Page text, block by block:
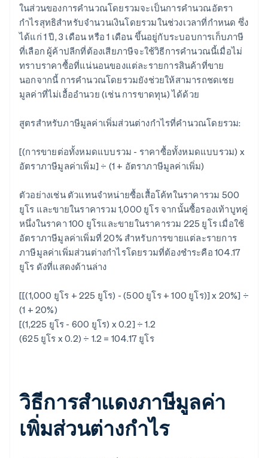
ในส่วนของการคำนวณโดยรวมจะเป็นการคำนวณอัตรา
กำไรสุทธิสำหรับจำนวนเงินโดยรวมในช่วงเวลาที่กำหนด ซึ่ง
ได้แก่ 1 ปี, 3 เดือน หรือ 1 เดือน ขึ้นอยู่กับระบอบการเก็บภาษี
ที่เลือก ผู้ค้าปลีกที่ต้องเสียภาษีจะใช้วิธีการคำนวณนี้เมื่อไม่
ทราบราคาซื้อที่แน่นอนของแต่ละรายการสินค้าที่ขาย
นอกจากนี้ การคำนวณโดยรวมยังช่วยให้สามารถชดเชย
มูลค่าที่ไม่เอื้ออำนวย (เช่น การขาดทุน) ได้ด้วย
สูตรสำหรับภาษีมูลค่าเพิ่มส่วนต่างกำไรที่คำนวณโดยรวม:
[(การขายต่อทั้งหมดแบบรวม - ราคาซื้อทั้งหมดแบบรวม) x
อัตราภาษีมูลค่าเพิ่ม] ÷ (1 + อัตราภาษีมูลค่าเพิ่ม)
ตัวอย่างเช่น ตัวแทนจำหน่ายซื้อเสื้อโค้ทในราคารวม 500
ยูโร และขายในราคารวม 1,000 ยูโร จากนั้นซื้อรองเท้าบูทคู่
หนึ่งในราคา 100 ยูโรและขายในราคารวม 225 ยูโร เมื่อใช้
อัตราภาษีมูลค่าเพิ่มที่ 20% สำหรับการขายแต่ละรายการ
ภาษีมูลค่าเพิ่มส่วนต่างกำไรโดยรวมที่ต้องชำระคือ 104.17
ยูโร ดังที่แสดงด้านล่าง
[[(1,000 ยูโร + 225 ยูโร) - (500 ยูโร + 100 ยูโร)] x 20%] ÷
(1 + 20%)
[(1,225 ยูโร - 600 ยูโร) x 0.2] ÷ 1.2
(625 ยูโร x 0.2) ÷ 1.2 = 104.17 ยูโร
วิธีการสำแดงภาษีมูลค่า
เพิ่มส่วนต่างกำไร